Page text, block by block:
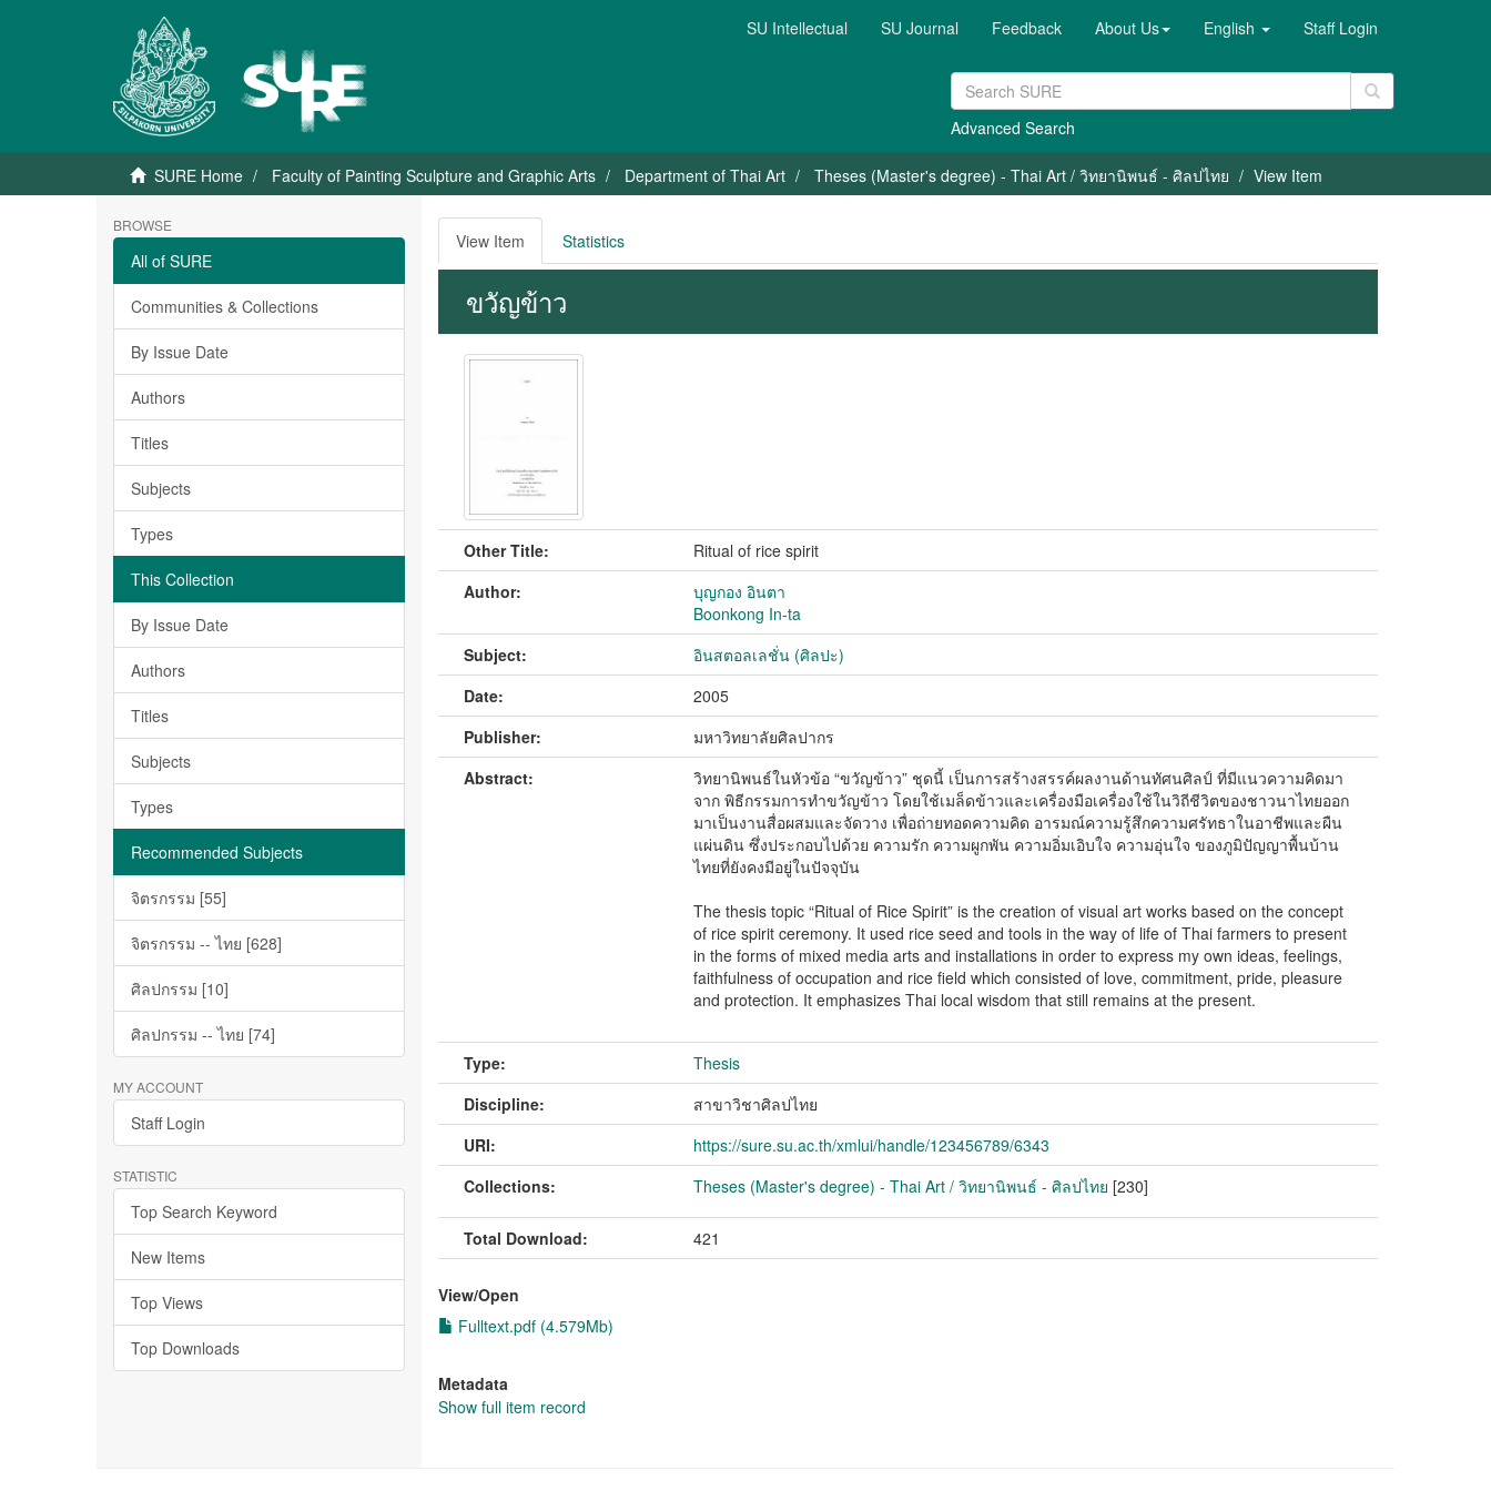
SU Intellectual SU Journal Feedback About Us English Staff Login
Advanced Search
SURE Home Faculty of Painting Sculpture and Graphic Arts Department of Thai Art Theses (Master's degree) - Thai Art / วิทยานิพนธ์ - ศิลปไทย View Item
BROWSE
All of SURE
Communities & Collections
By Issue Date
Authors
Titles
Subjects
Types
This Collection
By Issue Date
Authors
Titles
Subjects
Types
Recommended Subjects
จิตรกรรม [55]
จิตรกรรม -- ไทย [628]
ศิลปกรรม [10]
ศิลปกรรม -- ไทย [74]
MY ACCOUNT
Staff Login
STATISTIC
Top Search Keyword
New Items
Top Views
Top Downloads
View Item Statistics
ขวัญข้าว
Other Title:
Ritual of rice spirit
Author:
บุญกอง อินตา
Boonkong In-ta
Subject:
อินสตอลเลชั่น (ศิลปะ)
Date:
2005
Publisher:
มหาวิทยาลัยศิลปากร
Abstract:
วิทยานิพนธ์ในหัวข้อ “ขวัญข้าว” ชุดนี้ เป็นการสร้างสรรค์ผลงานด้านทัศนศิลป์ ที่มีแนวความคิดมา
จาก พิธีกรรมการทำขวัญข้าว โดยใช้เมล็ดข้าวและเครื่องมือเครื่องใช้ในวิถีชีวิตของชาวนาไทยออก
มาเป็นงานสื่อผสมและจัดวาง เพื่อถ่ายทอดความคิด อารมณ์ความรู้สึกความศรัทธาในอาชีพและผืน
แผ่นดิน ซึ่งประกอบไปด้วย ความรัก ความผูกพัน ความอิ่มเอิบใจ ความอุ่นใจ ของภูมิปัญญาพื้นบ้าน
ไทยที่ยังคงมีอยู่ในปัจจุบัน
The thesis topic “Ritual of Rice Spirit” is the creation of visual art works based on the concept
of rice spirit ceremony. It used rice seed and tools in the way of life of Thai farmers to present
in the forms of mixed media arts and installations in order to express my own ideas, feelings,
faithfulness of occupation and rice field which consisted of love, commitment, pride, pleasure
and protection. It emphasizes Thai local wisdom that still remains at the present.
Type:
Thesis
Discipline:
สาขาวิชาศิลปไทย
URI:
https://sure.su.ac.th/xmlui/handle/123456789/6343
Collections:
Theses (Master's degree) - Thai Art / วิทยานิพนธ์ - ศิลปไทย [230]
Total Download: 421
View/Open
Fulltext.pdf (4.579Mb)
Metadata
Show full item record